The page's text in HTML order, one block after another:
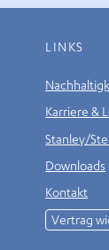
LINKS
Karriere &
Stanley/
Downloads
Kontakt
Vertrag